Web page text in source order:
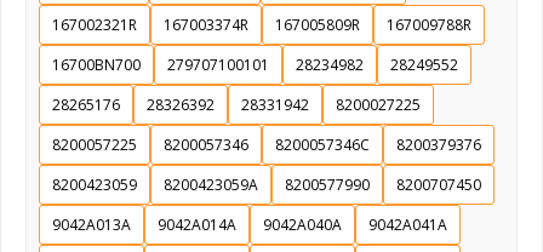
167002321R
167003374R 167005809R
167009788R
16700BN700
279707100101 28234982
28249552
28265176
28326392 28331942
8200027225
8200057225
8200057346 8200057346C
8200379376
8200423059
8200423059A 8200577990
8200707450
9042A013A
9042A014A 9042A040A
9042A041A